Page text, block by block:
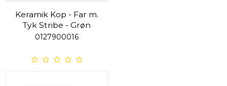
Keramik Kop - Far m.
Tyk Stribe - Grøn
0127900016